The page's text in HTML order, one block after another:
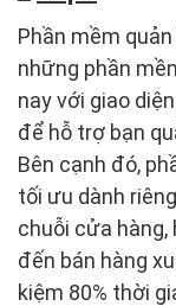
Phần mềm
những phần
nay với giao
để hỗ trợ bạn
Bên cạnh đó,
tối ưu dành
chuỗi cửa hàng,
đến bán hàng
kiệm 80% thời